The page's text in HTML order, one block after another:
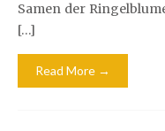
Samen der
[…]
Read More →